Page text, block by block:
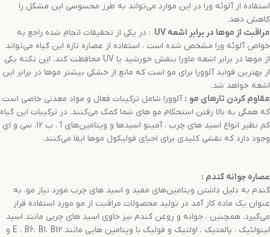
استفاده از آلوئه ورا در این موارد می‌تواند به طرز محسوسی این مشکل را
کاهش دهد.
مراقبت از موها در برابر اشعه UV : در یکی از تحقیقات انجام شده راجع به
خواص آلوئه ورا مشخص شده است ، استفاده از عصاره تازه این گیاه می‌تواند
از موها در برابر اشعه ماورا بنفش خورشید یا UV محافظت کند. این نکته یکی
از بهترین فواید آلوورا برای مو است که مانع از خشکی بیشتر موها در برابر این
اشعه خواهد شد.
مقاوم کردن تارهای مو : آلوورا شامل ترکیبات فعال و مواد معدنی خاصی است
که همگی به بالا رفتن استحکام مو های شما کمک می‌کنند. در ترکیبات این گیاه
کم نظیر انواع اسید های چرب ، آمینو اسیدها و ویتامین‌های آ ، ب 12، سی و ای
وجود دارد که نقشی کلیدی برای احیای فولیکول موها ایفا می‌کنند.
عصاره جوانه گندم :
گندم به دلیل داشتن ویتامین‌های مفید و اسید های چرب مورد نیاز مو، به
عنوان یک ماده کار آمد در تولید محصولات مراقبت از مو مورد استفاده قرار
می‌گیرد. همچنین ، جوانه و روغن گندم نیز حاوی اسید های چربی مانند اسید
لینولئیک ، پالمتیک ، اولتیک و فولیک با ویتامین هایی مانند E ، B6، B1، B12 و